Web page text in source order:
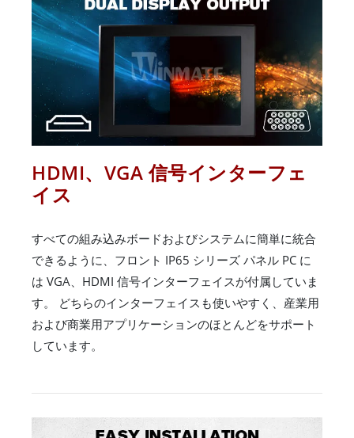
HDMI、VGA 信号インターフェ
イス
すべての組み込みボードおよびシステムに簡単に統合
できるように、フロント IP65 シリーズ パネル PC に
は VGA、HDMI 信号インターフェイスが付属していま
す。 どちらのインターフェイスも使いやすく、産業用
および商業用アプリケーションのほとんどをサポート
しています。